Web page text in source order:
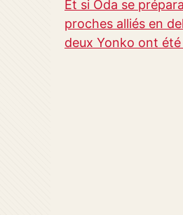
Et si Oda se
proches alliés en
deux Yonko ont